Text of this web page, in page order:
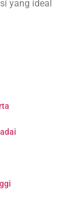
yang ideal